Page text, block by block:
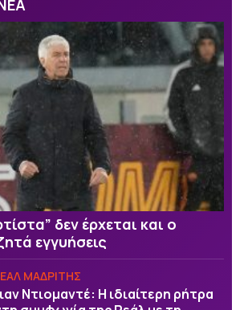
δεν έρχεται και ο
εγγυήσεις
ΜΑΔΡΙΤΗΣ
Ντιομαντέ: Η ιδιαίτερη ρήτρα